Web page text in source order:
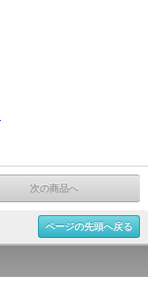
次の商品へ
ページの先頭へ戻る